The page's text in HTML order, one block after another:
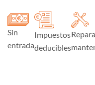
Sin
entrada
Impuestos
deducibles